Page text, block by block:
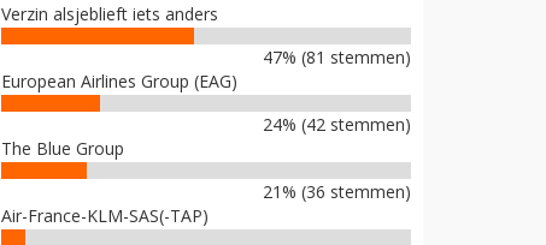
Verzin alsjeblieft iets anders
47% (81 stemmen)
European Airlines Group (EAG)
24% (42 stemmen)
The Blue Group
21% (36 stemmen)
Air-France-KLM-SAS(-TAP)